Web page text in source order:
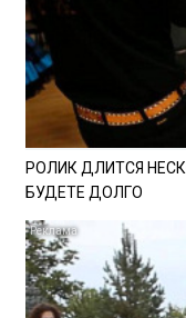
РОЛИК ДЛИТСЯ
БУДЕТЕ ДОЛГО